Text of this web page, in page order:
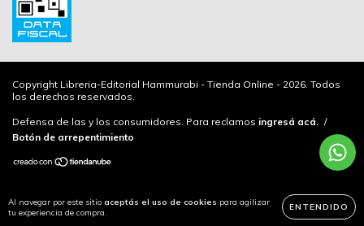
Al navegar por este sitio aceptás el uso de cookies para agilizar
tu experiencia de compra.
ENTENDIDO
Copyright Libreria-Editorial Hammurabi - Tienda Online - 2026. Todos
los derechos reservados.
Defensa de las y los consumidores. Para reclamos ingresá acá. /
Botón de arrepentimiento